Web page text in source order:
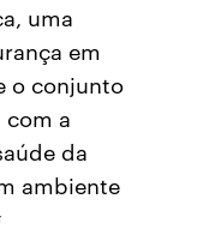
uma
em
o conjunto
a
da
ambiente